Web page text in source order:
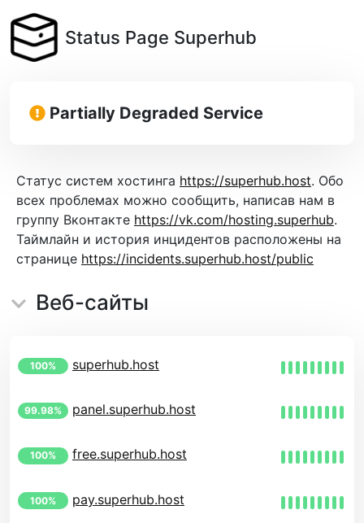
Status Page Superhub
Partially Degraded Service
Статус систем хостинга https://superhub.host. Обо
всех проблемах можно сообщить, написав нам в
группу Вконтакте https://vk.com/hosting.superhub.
Таймлайн и история инцидентов расположены на
странице https://incidents.superhub.host/public
Веб-сайты
100% superhub.host
99.98% panel.superhub.host
100% free.superhub.host
100% pay.superhub.host